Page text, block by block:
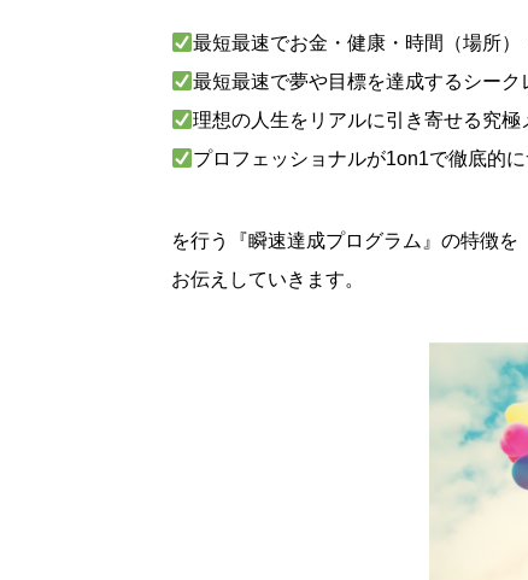
最短最速でお金・健康・時間（場所
最短最速で夢や目標を達成するシーク
理想の人生をリアルに引き寄せる究極
プロフェッショナルが1on1で徹底的に
を行う『瞬速達成プログラム』の特徴を
お伝えしていきます。